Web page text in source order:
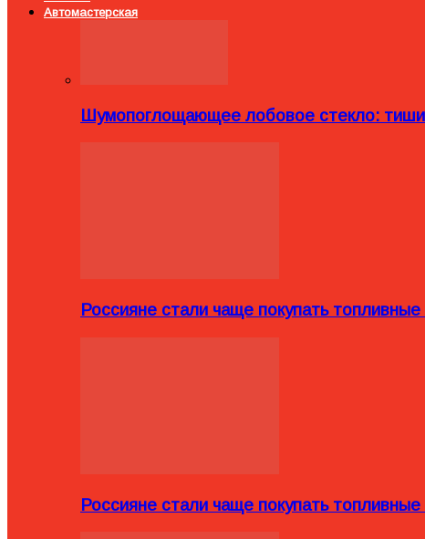
Автомастерская
Шумопоглощающее лобовое стекло:
Россияне стали чаще покупать
Россияне стали чаще покупать